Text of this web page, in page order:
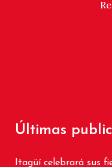
Últimas
Itagüí celebrará sus